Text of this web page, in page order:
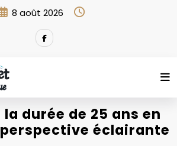
8 août 2026
durée de 25 ans en
éclairante